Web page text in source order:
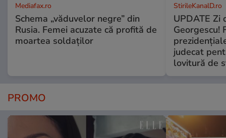
Mediafax.ro
Schema „văduvelor negre” din
Rusia. Femei acuzate că profită de
moartea soldaților
StirileKanalD.ro
UPDATE Zi
Georgescu!
judecat
lovitură de
PROMO